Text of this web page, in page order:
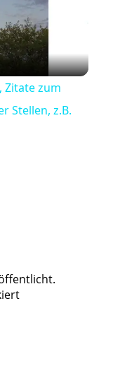
Zitate zum
Stellen, z.B.